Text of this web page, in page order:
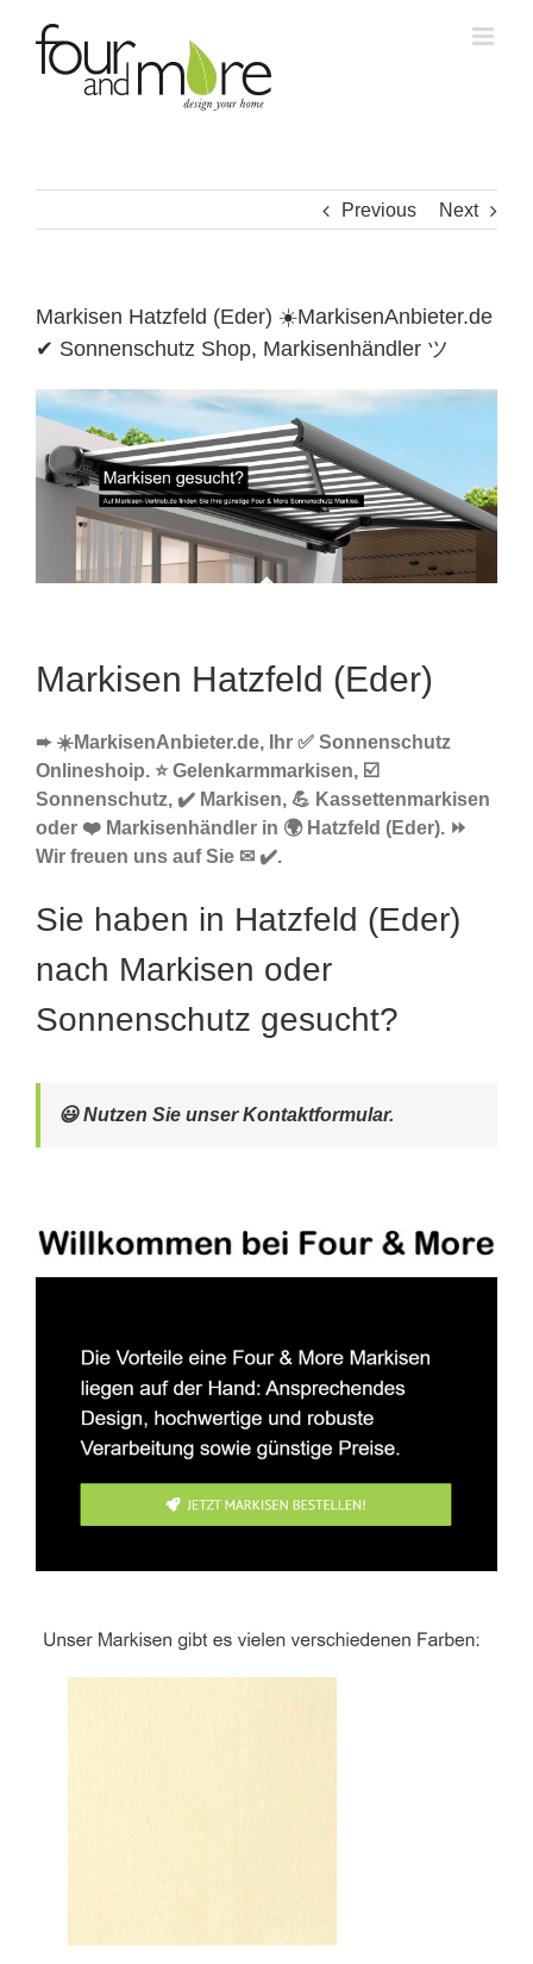
content
Previous Next
Markisen Hatzfeld (Eder) ☀️MarkisenAnbieter.de
✔ Sonnenschutz Shop, Markisenhändler ツ
Markisen Hatzfeld (Eder)
➨ ☀️MarkisenAnbieter.de, Ihr ✅ Sonnenschutz
Onlineshoip. ⭐ Gelenkarmmarkisen, ☑️
Sonnenschutz, ✔️ Markisen, 💪 Kassettenmarkisen
oder ❤️ Markisenhändler in 🌍 Hatzfeld (Eder). ⏩
Wir freuen uns auf Sie ✉ ✔️.
Sie haben in Hatzfeld (Eder)
nach Markisen oder
Sonnenschutz gesucht?
😃 Nutzen Sie unser Kontaktformular.